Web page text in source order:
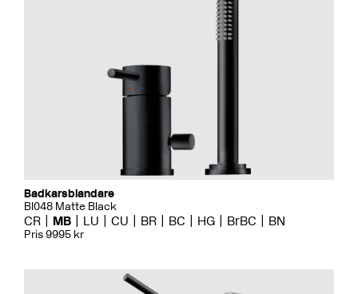
Badkarsblandare
BI048 Matte Black
CR MB LU CU BR BC HG BrBC BN
Pris 9995 kr